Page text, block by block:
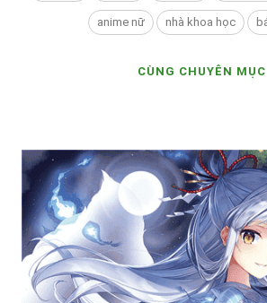
anime nữ nhà khoa học
CÙNG CHUYÊN MỤC